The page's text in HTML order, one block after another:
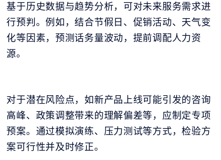
基于历史数据与趋势分析，可对未来服务需求进
行预判。例如，结合节假日、促销活动、天气变
化等因素，预测话务量波动，提前调配人力资
源。
对于潜在风险点，如新产品上线可能引发的咨询
高峰、政策调整带来的理解偏差等，应制定专项
预案。通过模拟演练、压力测试等方式，检验方
案可行性并及时修正。